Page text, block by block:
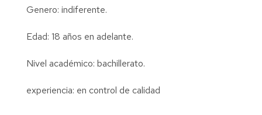
Genero: indiferente.
Edad: 18 años en adelante.
Nivel académico: bachillerato.
experiencia: en control de calidad